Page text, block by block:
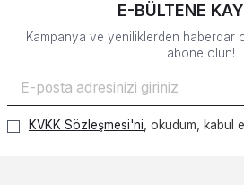
E-BÜLTENE
Kampanya ve yeniliklerden haberdar
abone olun!
KVKK Sözleşmesi'ni, okudum, kabul